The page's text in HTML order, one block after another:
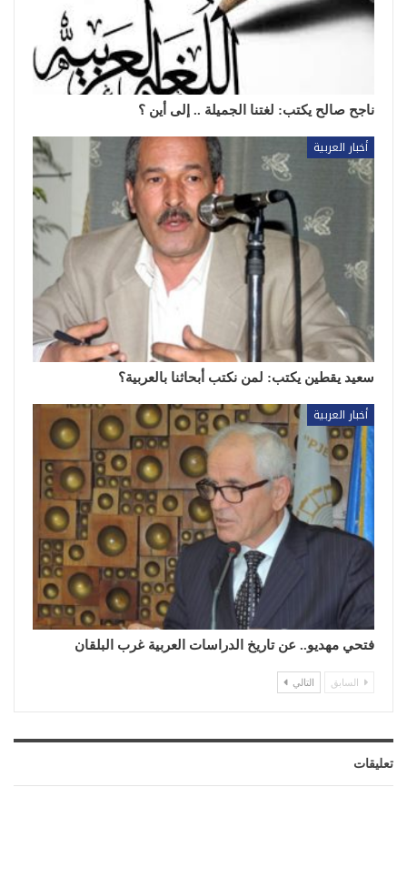
ناجح صالح يكتب: لغتنا الجميلة .. إلى أين ؟
أخبار العربية
سعيد يقطين يكتب: لمن نكتب أبحاثنا بالعربية؟
أخبار العربية
فتحي مهديو.. عن تاريخ الدراسات العربية غرب البلقان
السابق التالي
تعليقات